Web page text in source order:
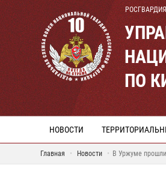
РОСГВАРДИЯ
ПО
НОВОСТИ
Главная Новости В Уржуме